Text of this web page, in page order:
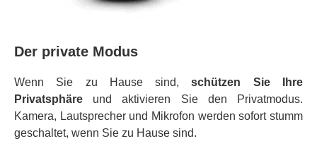
Der private Modus
Wenn Sie zu Hause sind,schützen Sie Ihre
Privatsphäre und aktivieren Sie den Privatmodus.
Kamera, Lautsprecher und Mikrofon werden sofort stumm
geschaltet, wenn Sie zu Hause sind.